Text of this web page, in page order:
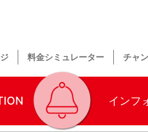
料金シミュレーター チャ
インフ